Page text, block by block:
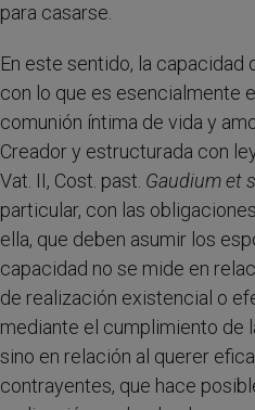
para casarse.
En este sentido, la capacidad
con lo que es esencialmente
comunión íntima de vida y
Creador y estructurada con
Vat. II, Cost. past. Gaudium et
particular, con las
ella, que deben asumir los
capacidad no se mide en
de realización existencial o
mediante el cumplimiento de
sino en relación al querer
contrayentes, que hace